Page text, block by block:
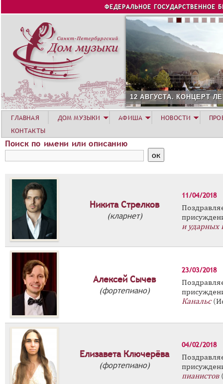
Jump to navigation
ФЕДЕРАЛЬНОЕ ГОСУДАРСТВЕННОЕ
12 АВГУСТА. КОНЦЕРТ
Поиск по имени или описанию
Никита Стрелков
(кларнет)
11/04/2018
и ударных
Алексей Сычев
(фортепиано)
23/03/2018
Канальс
Елизавета Ключерёва
(фортепиано)
04/02/2018
пианистов
ГЛАВНАЯ ДОМ МУЗЫКИ АФИША НОВОСТИ
КОНТАКТЫ